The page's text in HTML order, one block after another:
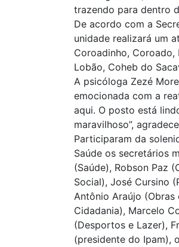
trazendo para dentro
De acordo com a
unidade realizará um
Coroadinho, Coroado,
Lobão, Coheb do
A psicóloga Zezé
emocionada com a
aqui. O posto está
maravilhoso”,
Participaram da
Saúde os secretários
(Saúde), Robson Paz
Social), José Cursino
Antônio Araújo (Obras
Cidadania), Marcelo
(Desportos e Lazer),
(presidente do Ipam),